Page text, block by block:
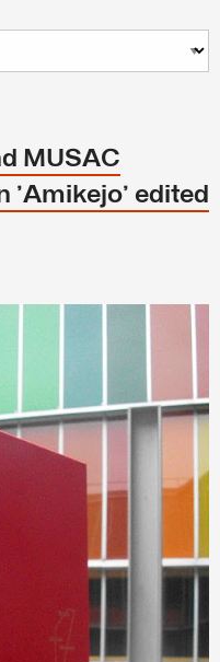
MUSAC
'Amikejo' edited